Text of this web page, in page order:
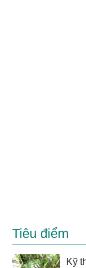
Tiêu điểm
Kỹ